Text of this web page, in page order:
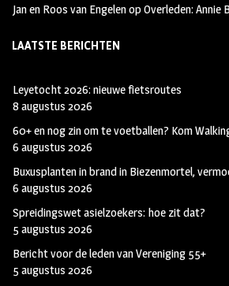
Jan en Roos van EngelenopOverleden: Annie
LAATSTE BERICHTEN
Leyetocht 2026: nieuwe fietsroutes
8 augustus 2026
60+ en nog zin om te voetballen? Kom
6 augustus 2026
Buxusplanten in brand in Biezenmortel,
6 augustus 2026
Spreidingswet asielzoekers: hoe zit dat?
5 augustus 2026
Bericht voor de leden van Vereniging 55+
5 augustus 2026